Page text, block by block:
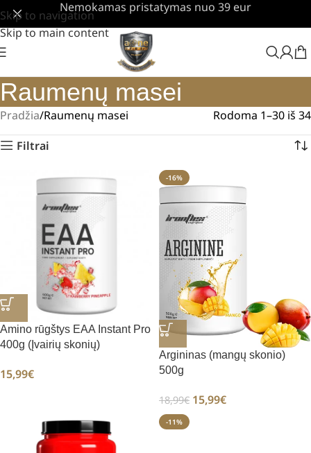
Skip to navigation
Skip to main content
Nemokamas pristatymas nuo 39 eur
Raumenų masei
Pradžia Raumenų masei
Rodoma 1–30 iš 34
Filtrai
Amino rūgštys EAA Instant Pro
400g (Įvairių skonių)
15,99€
-16%
Argininas (mangų skonio)
500g
18,99€ 15,99€
-11%